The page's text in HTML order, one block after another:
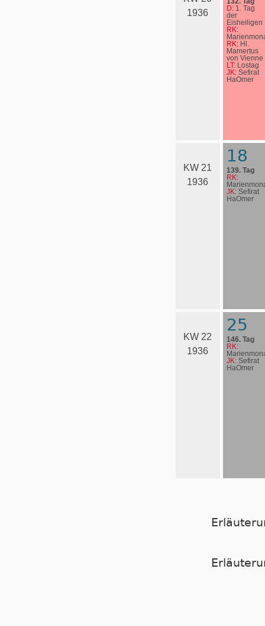
1936
D: 1. Tag
der
Eisheiligen
RK:
RK: Hl.
Mamertus
von Vienne
LT: Lostag
JK: Sefirat
HaOmer
KW 21
1936
18
139. Tag
RK:
JK: Sefirat
HaOmer
KW 22
1936
25
146. Tag
RK:
JK: Sefirat
HaOmer